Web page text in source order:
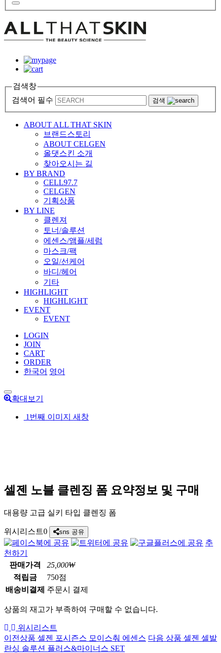
검색창
검색어 필수
검색
ABOUT ALL THAT SKIN
브랜드스토리
ABOUT CELGEN
올댓스킨 소개
찾아오시는 길
BY BRAND
CELL97.7
CELGEN
기획상품
BY LINE
클렌져
토너/솔루션
에센스/앰플/세럼
마스크/팩
오일/선케어
바디/헤어
기타
HIGHLIGHT
HIGHLIGHT
EVENT
EVENT
LOGIN
JOIN
CART
ORDER
한국어 영어
확대보기
1번째 이미지 새창
셀젠 노블 클렌징 폼 요약정보 및 구매
대용량 고급 실키 타입 클렌징 폼
위시리스트0 sns 공유
추
천하기
판매가격
25,000₩
적립금
750점
배송비결제
주문시 결제
상품의 재고가 부족하여 구매할 수 없습니다.
위시리스트
이전상품 셀젠 포시즌스 모이스춰 에센스 다음 상품 셀젠 셀발
란싱 솔루션 플러스&마이너스 SET